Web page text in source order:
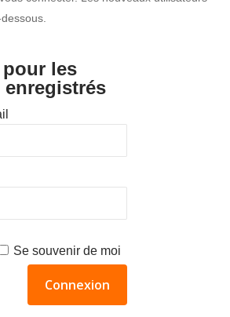
les
Se souvenir de moi